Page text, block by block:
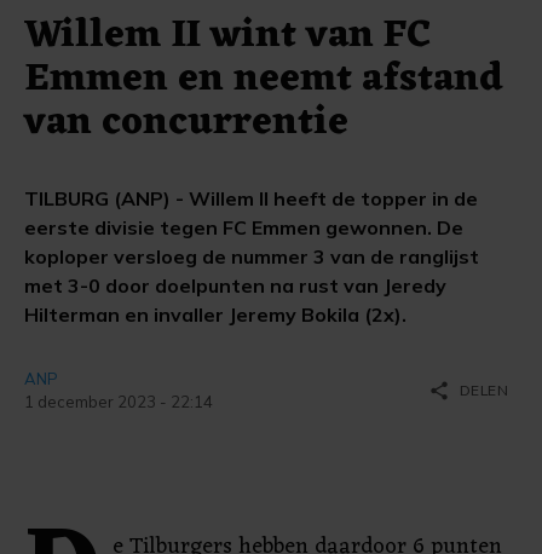
Willem II wint van FC
Emmen en neemt afstand
van concurrentie
TILBURG (ANP) - Willem II heeft de topper in de
eerste divisie tegen FC Emmen gewonnen. De
koploper versloeg de nummer 3 van de ranglijst
met 3-0 door doelpunten na rust van Jeredy
Hilterman en invaller Jeremy Bokila (2x).
ANP
1 december 2023 - 22:14
share DELEN